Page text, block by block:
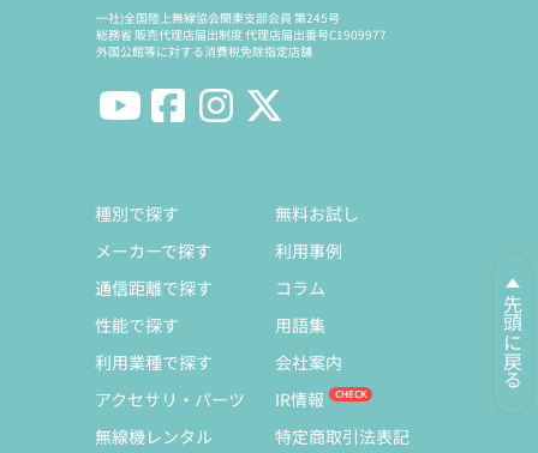
先頭に戻る
一社)全国陸上無線協会関東支部会員 第245号
総務省 販売代理店届出制度 代理店届出番号C1909977
外国公館等に対する消費税免除指定店舗
種別で探す
メーカーで探す
通信距離で探す
性能で探す
利用業種で探す
アクセサリ・パーツ
無線機レンタル
無料お試し
利用事例
コラム
用語集
会社案内
IR情報
特定商取引法表記